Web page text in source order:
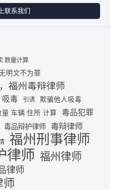
联系我们
数量计算
明文不为罪
福州毒辩律师
吸毒 引诱 欺骗他人吸毒
量 车辆 住所 计算 毒品犯罪
毒品辩护律师 毒辩律师
福州刑事律师
律师 福州律师
律师
师